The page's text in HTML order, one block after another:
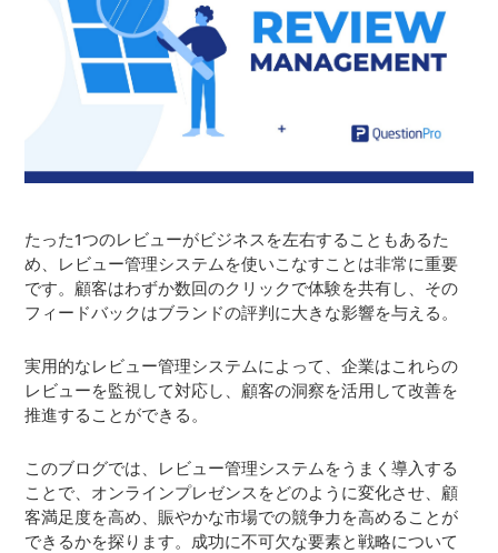
たった1つのレビューがビジネスを左右することもあるた
め、レビュー管理システムを使いこなすことは非常に重要
です。顧客はわずか数回のクリックで体験を共有し、その
フィードバックはブランドの評判に大きな影響を与える。
実用的なレビュー管理システムによって、企業はこれらの
レビューを監視して対応し、顧客の洞察を活用して改善を
推進することができる。
このブログでは、レビュー管理システムをうまく導入する
ことで、オンラインプレゼンスをどのように変化させ、顧
客満足度を高め、賑やかな市場での競争力を高めることが
できるかを探ります。成功に不可欠な要素と戦略について